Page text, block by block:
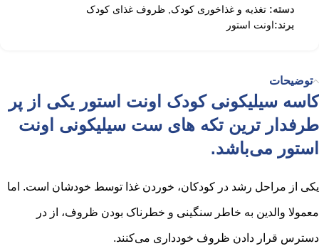
دسته: تغذیه و غذاخوری کودک ظروف غذای کودک
برند:اونت استور
توضیحات
کاسه سیلیکونی کودک اونت استور یکی از پر
طرفدار ترین تکه های ست سیلیکونی اونت
استور می‌باشد.
یکی از مراحل رشد در کودکان، خوردن غذا توسط خودشان است. اما
معمولا والدین به خاطر سنگینی و خطرناک بودن ظروف، از در
دسترس قرار دادن ظروف خودداری می‌کنند.